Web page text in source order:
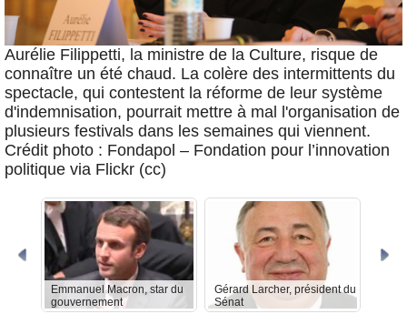
Aurélie Filippetti, la ministre de la Culture, risque de
connaître un été chaud. La colère des intermittents du
spectacle, qui contestent la réforme de leur système
d'indemnisation, pourrait mettre à mal l'organisation de
plusieurs festivals dans les semaines qui viennent.
Crédit photo : Fondapol – Fondation pour l’innovation
politique via Flickr (cc)
Emmanuel Macron, star du
gouvernement
Gérard Larcher, président du
Sénat